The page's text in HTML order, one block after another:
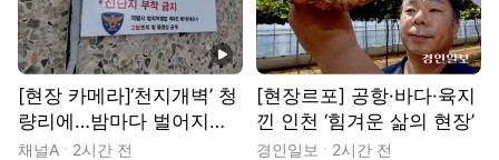
[현장 카메라]‘천지개벽’ 청
량리에…밤마다 벌어지는
‘노상방뇨 전쟁’
채널A 2시간 전
[현장르포] 공항·바다·육지
낀 인천 ‘힘겨운 삶의 현장’
경인일보 2시간 전